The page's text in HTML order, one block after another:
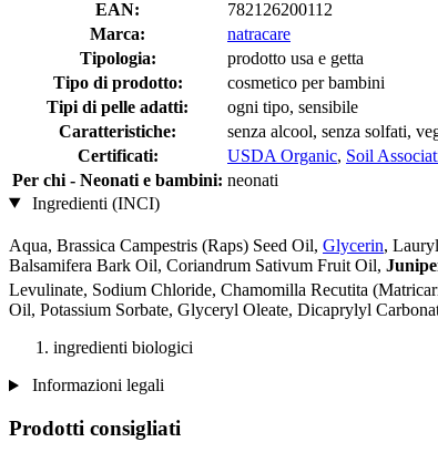
EAN:
782126200112
Marca:
natracare
Tipologia:
prodotto usa e getta
Tipo di prodotto:
cosmetico per bambini
Tipi di pelle adatti:
ogni tipo, sensibile
Caratteristiche:
senza alcool, senza solfati,
Certificati:
USDA Organic, Soil
Per chi - Neonati e bambini: neonati
Ingredienti (INCI)
Aqua, Brassica Campestris (Raps) Seed Oil, Glycerin,
Balsamifera Bark Oil, Coriandrum Sativum Fruit Oil,
Levulinate, Sodium Chloride, Chamomilla Recutita
Oil, Potassium Sorbate, Glyceryl Oleate, Dicaprylyl
ingredienti biologici
Informazioni legali
Prodotti consigliati